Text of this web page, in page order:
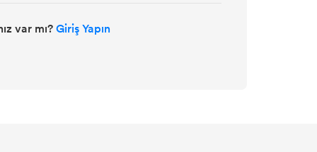
var mı?Giriş Yapın